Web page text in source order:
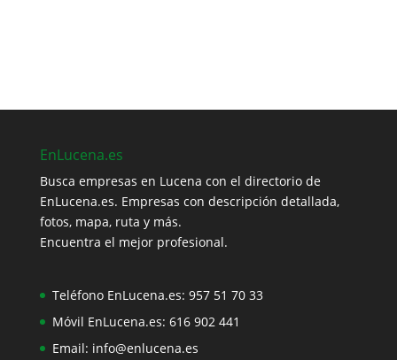
EnLucena.es
Busca empresas en Lucena con el directorio de
EnLucena.es. Empresas con descripción detallada,
fotos, mapa, ruta y más.
Encuentra el mejor profesional.
Teléfono EnLucena.es: 957 51 70 33
Móvil EnLucena.es: 616 902 441
Email: info@enlucena.es